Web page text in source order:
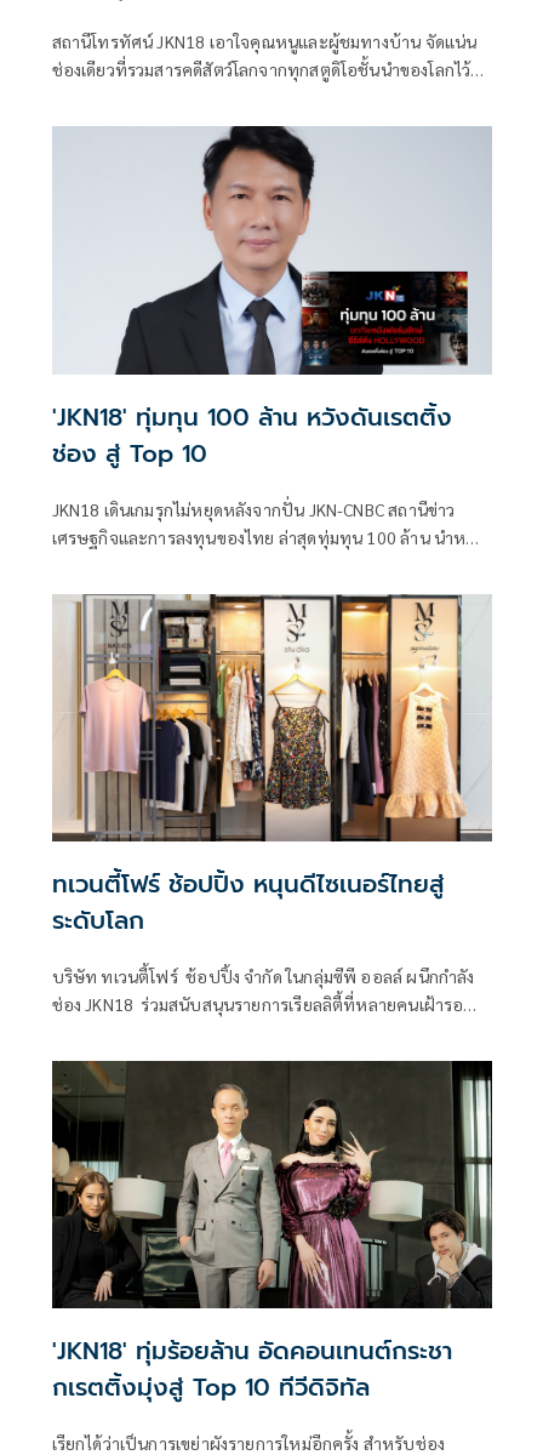
สถานีโทรทัศน์ JKN18 เอาใจคุณหนูและผู้ชมทางบ้าน จัดแน่น
ช่องเดียวที่รวมสารคดีสัตว์โลกจากทุกสตูดิโอชั้นนำของโลกไว้
กว้างใหญ่ สัมผัสชีวิตสัตว์ป่าหลากหลายสายพันธุ์ ดำดิ่งสู่
มหาสมุทร ค้นพบความลับแห่งท้องทะเลลึก และก้าวสู่ดินแดน
ขั้วโลกอันหนาวเหน็บเรียนรู้ชีวิตสุดอัศจรรย์ของเหล่าสัตว์จาก
ขั้วโลกให้ได้รับชมในทุก ๆ วันทางช่อง JKN18 (กดหมายเลข18)
'JKN18' ทุ่มทุน 100 ล้าน หวังดันเรตติ้ง
ช่อง สู่ Top 10
JKN18 เดินเกมรุกไม่หยุดหลังจากปั่น JKN-CNBC สถานีข่าว
เศรษฐกิจและการลงทุนของไทย ล่าสุดทุ่มทุน 100 ล้าน นำหนัง
ขยายฐานคนดูทั่วไป ดันเรตติ้งสู่ Top 10 ดิจิตัลทีวี จัดเต็มความ
มันส์กระหึ่มชิดขอบจอกับ 2 รายการภาพยนตร์ ทุกวันเสาร์ -
อาทิตย์ ชมต่อเนื่อง ตั้งแต่เวลา 09.00-13.00 น. กับรายการ BIG
MOVIE และรายการ SUPER MOVIE พบกับที่สุดของหนังฮิต
โปรแกรมยักษ์ ทุกวันอาทิตย์ เวลา 21.00 น. ห้ามพลาดรับชม
ทเวนตี้โฟร์ ช้อปปิ้ง หนุนดีไซเนอร์ไทยสู่
ระดับโลก
บริษัท ทเวนตี้โฟร์ ช้อปปิ้ง จำกัด ในกลุ่มซีพี ออลล์ ผนึกกำลัง
ช่อง JKN18 ร่วมสนับสนุนรายการเรียลลิตี้ที่หลายคนเฝ้ารอ
แลนด์)
'JKN18' ทุ่มร้อยล้าน อัดคอนเทนต์กระชา
กเรตติ้งมุ่งสู่ Top 10 ทีวีดิจิทัล
เรียกได้ว่าเป็นการเขย่าผังรายการใหม่อีกครั้ง สำหรับช่อง